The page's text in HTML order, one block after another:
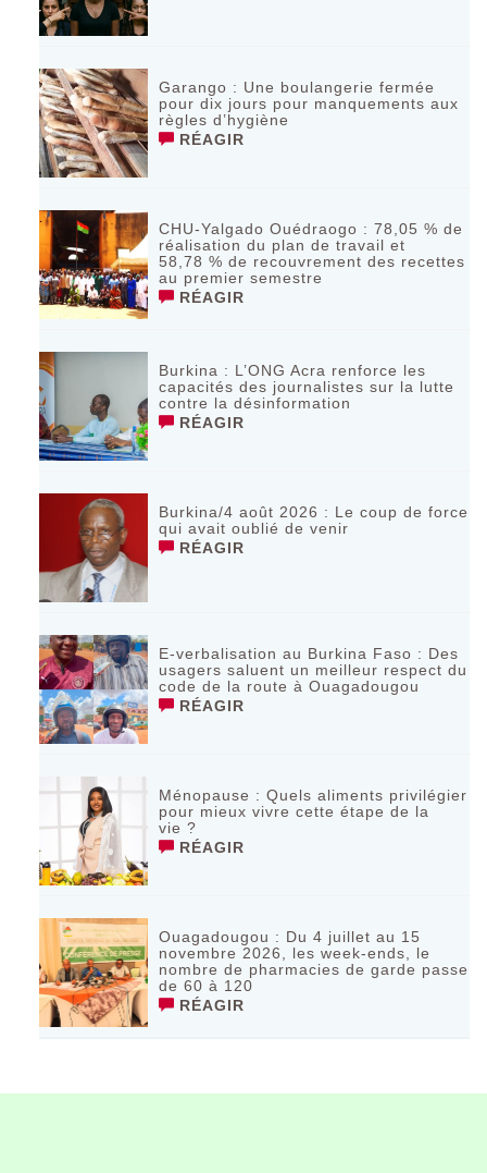
Garango : Une boulangerie fermée
pour dix jours pour manquements aux
règles d’hygiène
RÉAGIR
CHU-Yalgado Ouédraogo : 78,05 % de
réalisation du plan de travail et
58,78 % de recouvrement des recettes
au premier semestre
RÉAGIR
Burkina : L’ONG Acra renforce les
capacités des journalistes sur la lutte
contre la désinformation
RÉAGIR
Burkina/4 août 2026 : Le coup de force
qui avait oublié de venir
RÉAGIR
E-verbalisation au Burkina Faso : Des
usagers saluent un meilleur respect du
code de la route à Ouagadougou
RÉAGIR
Ménopause : Quels aliments privilégier
pour mieux vivre cette étape de la
vie ?
RÉAGIR
Ouagadougou : Du 4 juillet au 15
novembre 2026, les week-ends, le
nombre de pharmacies de garde passe
de 60 à 120
RÉAGIR